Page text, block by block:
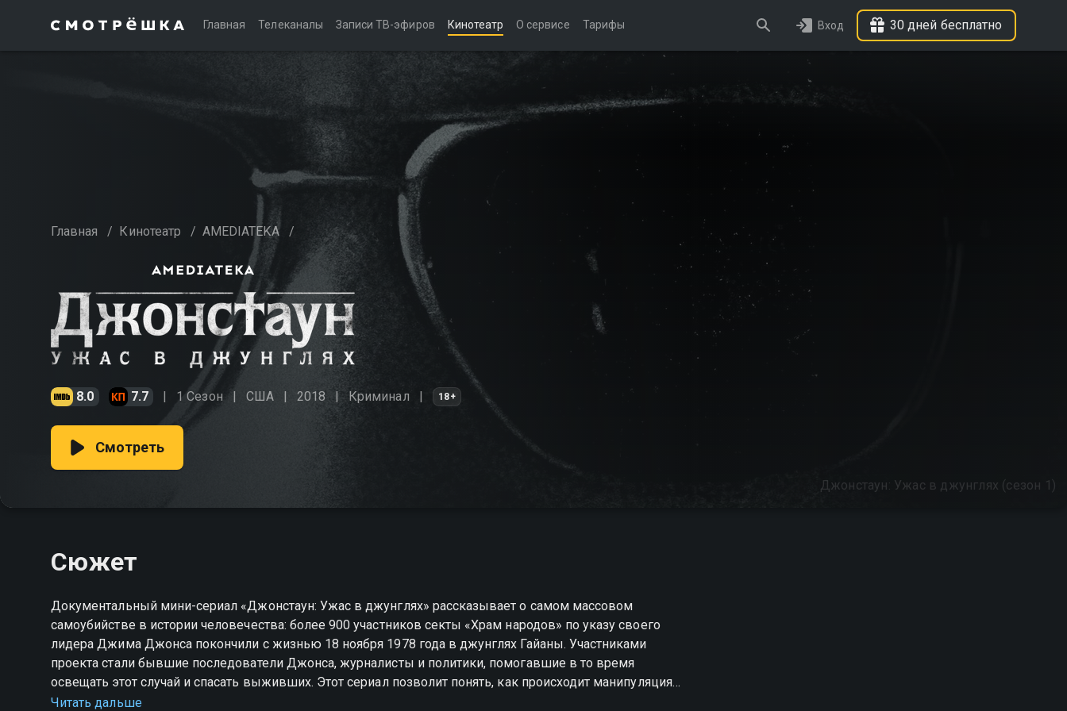
Главная Телеканалы Записи ТВ-эфиров Кинотеатр О сервисе Тарифы Вход 30 дней бесплатно
Главная / Кинотеатр / AMEDIATEKA /
8.0 7.7 1 Сезон США 2018 Криминал 18+
Джонстаун: Ужас в джунглях (сезон 1)
Смотреть
Сюжет
Документальный мини-сериал «Джонстаун: Ужас в джунглях» рассказывает о самом массовом
самоубийстве в истории человечества: более 900 участников секты «Храм народов» по указу своего
лидера Джима Джонса покончили с жизнью 18 ноября 1978 года в джунглях Гайаны. Участниками
проекта стали бывшие последователи Джонса, журналисты и политики, помогавшие в то время
освещать этот случай и спасать выживших. Этот сериал позволит понять, как происходит манипуляция
массовым сознанием, как вербуют в секту и как заново начать жизнь после нее.
Читать дальше